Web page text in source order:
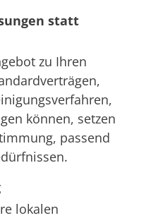
statt
zu Ihren
können, setzen
passend
lokalen